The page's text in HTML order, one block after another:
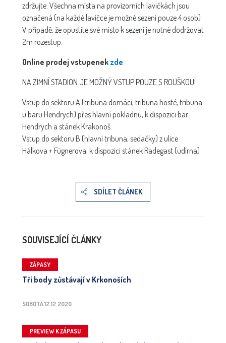
zdržujte. Všechna místa na provizorních lavičkách jsou
označená (na každé lavičce je možné sezení pouze 4 osob)
V případě, že opustíte své místo k sezení je nutné dodržovat
2m rozestup.
Online prodej vstupenek zde
NA ZIMNÍ STADION JE MOŽNÝ VSTUP POUZE S ROUŠKOU!
Vstup do sektoru A (tribuna domácí, tribuna hosté, tribuna
u baru Hendrych) přes hlavní pokladnu, k dispozici bar
Hendrych a stánek Krakonoš.
Vstup do sektoru B (hlavní tribuna, sedačky) z ulice
Hálkova + Fügnerova, k dispozici stánek Radegast (udírna)
SDÍLET ČLÁNEK
SOUVISEJÍCÍ ČLÁNKY
ZÁPASY
Tři body zůstávají v Krkonoších
SOBOTA 12.12.2020
PREVIEW K ZÁPASU